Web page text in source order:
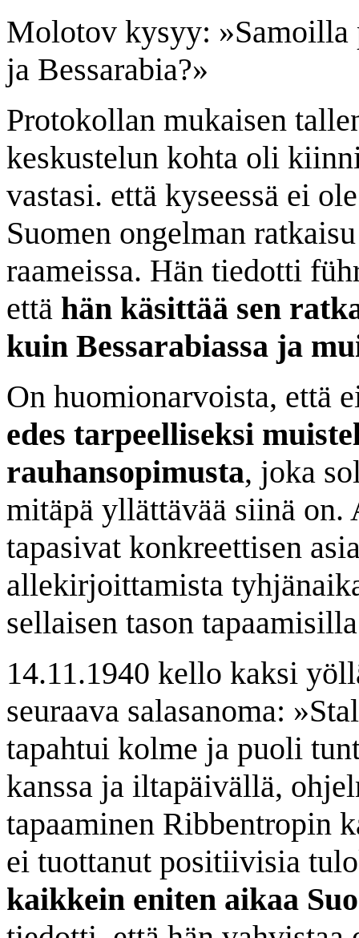
Molotov kysyy:
ja Bessarabia?»
Protokollan mukaisen
keskustelun kohta oli
vastasi. että kyseessä ei
Suomen ongelman
raameissa. Hän tiedotti
että hän käsittää sen
kuin Bessarabiassa ja
On huomionarvoista, että
edes tarpeelliseksi
rauhansopimusta, joka
mitäpä yllättävää siinä
tapasivat konkreettisen
allekirjoittamista
sellaisen tason
14.11.1940 kello kaksi
seuraava salasanoma:
tapahtui kolme ja puoli
kanssa ja iltapäivällä,
tapaaminen Ribbentropin
ei tuottanut positiivisia
kaikkein eniten aikaa